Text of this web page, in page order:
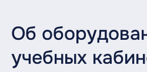
Об
учебных